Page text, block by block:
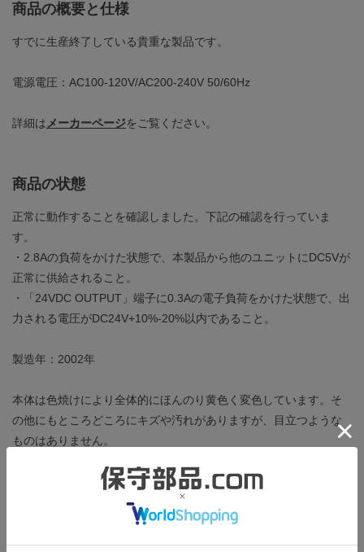
商品の概要と仕様
すでに生産終了している貴重な製品です。
電源電圧：AC100-120V/AC200-240V 50/60Hz
詳細はメーカーページをご覧ください。
商品の状態
正常に動作することを確認しました。下記の確認を行っていま
す。
・2.8Aの負荷をかけた状態で、本製品から他のユニットにDC5Vが
正常に供給されること。
・「24VDC OUTPUT」端子に0.3Aの電子負荷をかけた状態で、出
力される電圧がDC24V+10%-20%以内であること。
製造年：2002年
本体は色焼けにより全体的にほんのり黄色く変色しています。そ
の他にもところどころにキズや汚れがありますが、目立つような
ものはありません。
この商品と同一型番の商品